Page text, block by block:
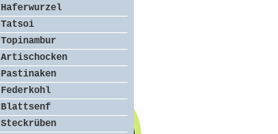
Haferwurzel
Tatsoi
Topinambur
Artischocken
Pastinaken
Federkohl
Blattsenf
Steckrüben